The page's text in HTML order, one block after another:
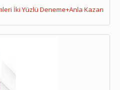
İki Yüzlü Deneme+Anla Kazan